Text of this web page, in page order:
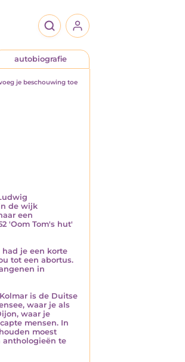
autobiografie
je beschouwing toe
de wijk
een
'Oom Tom's hut'
je een korte
tot een abortus.
in
is de Duitse
waar je als
waar je
mensen. In
moest
anthologieën te